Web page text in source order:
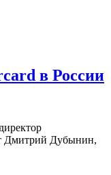
в России
Дмитрий Дубынин,